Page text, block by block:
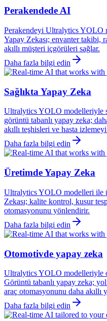
Perakendede AI
Perakendeyi Ultralytics YOLO
Yapay Zekası; envanter takibi,
akıllı müşteri içgörüleri sağlar.
Daha fazla bilgi edin
Sağlıkta Yapay Zeka
Ultralytics YOLO modelleriyle
görüntü tabanlı yapay zeka;
akıllı teşhisleri ve hasta
Daha fazla bilgi edin
Üretimde Yapay Zeka
Ultralytics YOLO modelleri ile
Zekası; kalite kontrol, kusur
otomasyonunu yönlendirir.
Daha fazla bilgi edin
Otomotivde yapay zeka
Ultralytics YOLO modelleriyle
Görüntü tabanlı yapay zeka;
araç otomasyonunu daha
Daha fazla bilgi edin